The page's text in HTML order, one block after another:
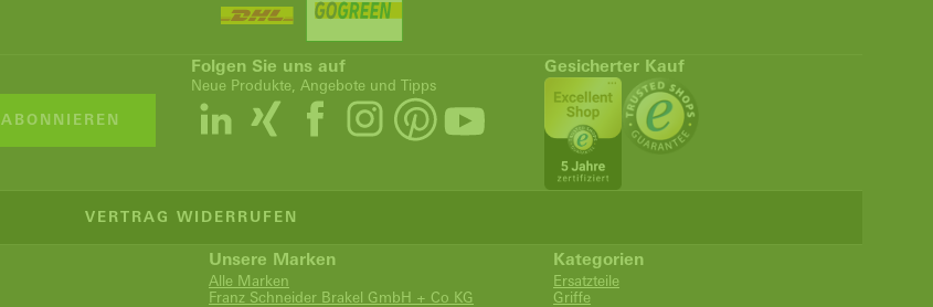
ABONNIEREN
Folgen Sie uns auf
Neue Produkte, Angebote und Tipps
Gesicherter Kauf
VERTRAG WIDERRUFEN
Unsere Marken
Alle Marken
Franz Schneider Brakel GmbH + Co KG
Kategorien
Ersatzteile
Griffe